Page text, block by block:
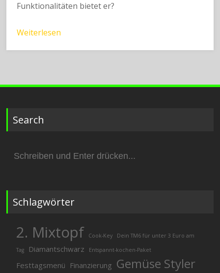
Funktionalitäten bietet er?
Weiterlesen
Search
nach:
Schlagwörter
2. Mixtopf Cook-Key Dein TM6 für unter 3 Euro am
Tag Diamantschwarz Entspannt-kochen-Paket
Festtagsmenü Finanzierung Gemüse Styler